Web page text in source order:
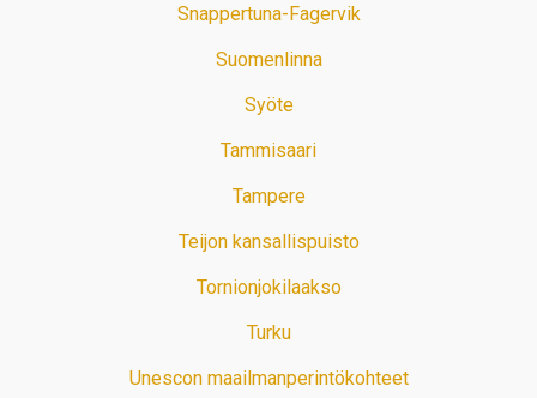
Snappertuna-Fagervik
Suomenlinna
Syöte
Tammisaari
Tampere
Teijon kansallispuisto
Tornionjokilaakso
Turku
Unescon maailmanperintökohteet